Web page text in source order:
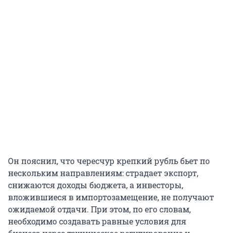
Он пояснил, что чересчур крепкий рубль бьет по
нескольким направлениям: страдает экспорт,
снижаются доходы бюджета, а инвесторы,
вложившиеся в импортозамещение, не получают
ожидаемой отдачи. При этом, по его словам,
необходимо создавать равные условия для